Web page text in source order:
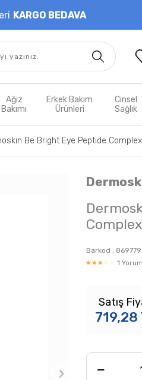
KARGO BEDAVA
Ağız
Bakımı
Erkek Bakım
Ürünleri
Cinsel
Sağlık
Be Bright Eye Peptide
Barkod :
1
Satış
719,28